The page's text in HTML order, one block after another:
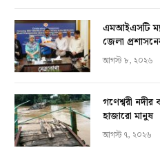
এমআইএসটি
জেলা
আগস্ট ৮, ২০২৬
গণেশ্বরী নদীর
হাজারো মানুষ
আগস্ট ৭, ২০২৬